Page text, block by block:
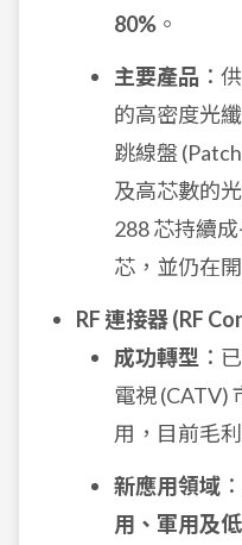
80% 。
主要產品 ：
的高密度光
跳線盤
及高芯數的
288 芯持續
芯，並仍在
RF 連接器 (RF
成功轉型 ：
電視 (CATV)
用，目前毛
新應用領域
用、軍用及